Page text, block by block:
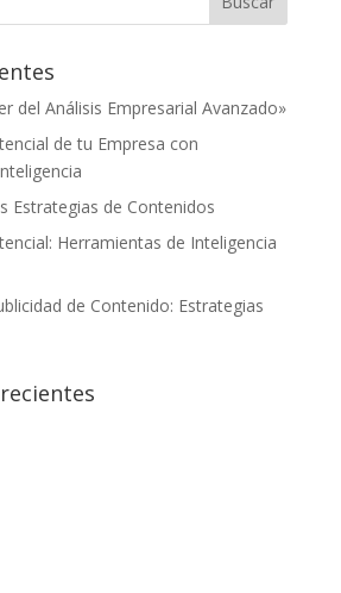
del Análisis Empresarial Avanzado»
de tu Empresa con
Estrategias de Contenidos
Herramientas de Inteligencia
de Contenido: Estrategias